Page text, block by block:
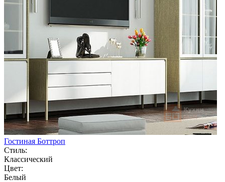
Гостиная Боттроп
Стиль:
Классический
Цвет:
Белый